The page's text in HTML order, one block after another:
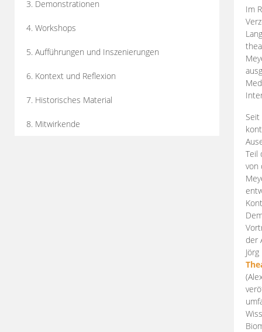
3. Demonstrationen
4. Workshops
5. Aufführungen und Inszenierungen
6. Kontext und Reflexion
7. Historisches Material
8. Mitwirkende
Im
Teil
von
der